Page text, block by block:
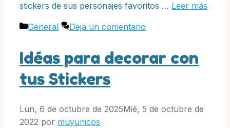
stickers de sus personajes favoritos … Leer más
Categorías
General Deja un comentario
Idéas para decorar con
tus Stickers
Lun, 6 de octubre de 2025Mié, 5 de octubre de
2022 por muyunicos